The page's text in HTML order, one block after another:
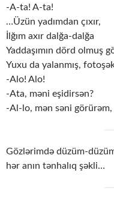
-A-ta! A-ta!
…Üzün yadımdan çıxır,
İlğım axır dalğa-dalğa
Yaddaşımın dörd olmuş
Yuxu da yalanmış,
-Alo! Alo!
-Ata, məni eşidirsən?
-Al-lo, mən səni görürəm,
Gözlərimdə düzüm-
hər anın tənhalıq şəkli…